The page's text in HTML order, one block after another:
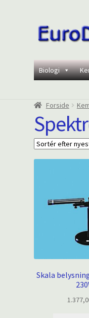
Spring
til
Spring
til
Biologi
Forside
Skala